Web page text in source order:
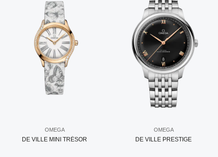
OMEGA
DE VILLE MINI TRÉSOR
OMEGA
DE VILLE PRESTIGE